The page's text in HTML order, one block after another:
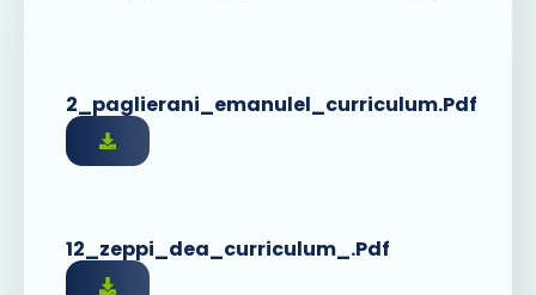
2_paglierani_emanulel_curriculum.pdf
12_zeppi_dea_curriculum_.pdf